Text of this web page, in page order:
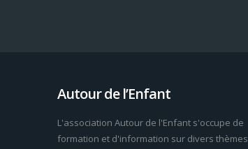
Autour de l’Enfant
L'association Autour de l'Enfant s'occupe de
formation et d'information sur divers thèmes